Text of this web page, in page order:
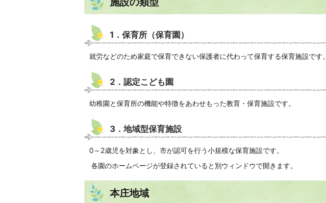
1．保育所（保育園）
就労などのため家庭で保育できない保護者に代わって保育する保育施設です。
2．認定こども園
幼稚園と保育所の機能や特徴をあわせもった教育・保育施設です。
3．地域型保育施設
0～2歳児を対象とし、市が認可を行う小規模な保育施設です。
各園のホームページが登録されていると別ウィンドウで開きます。
本庄地域